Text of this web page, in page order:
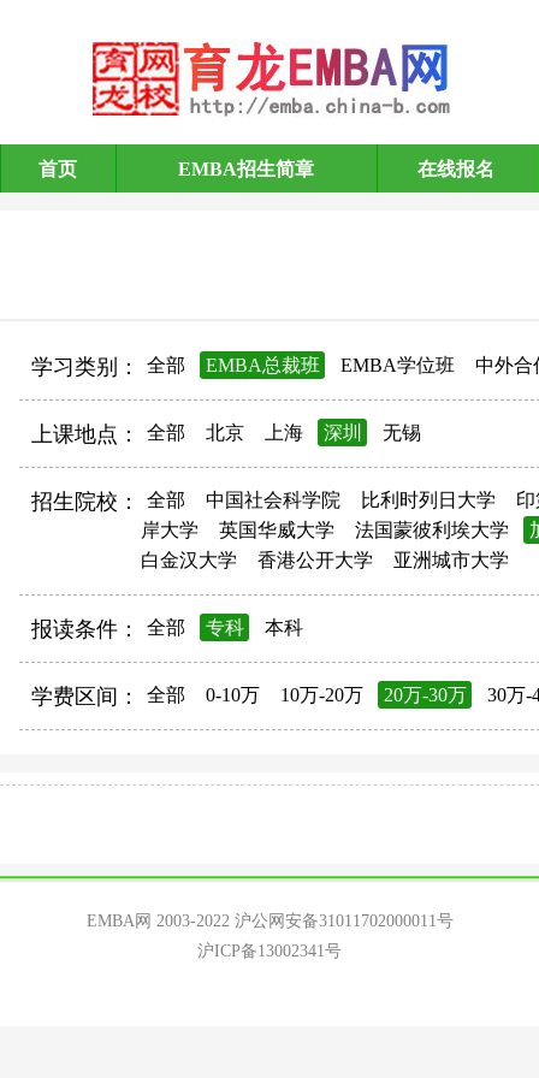
EMBA招生简章
首页 EMBA招生简章 在线报名
学习类别： 全部 EMBA总裁班 EMBA学位班 中外合
上课地点： 全部 北京 上海 深圳 无锡
招生院校： 全部 中国社会科学院 比利时列日大学
岸大学
英国华威大学 法国蒙彼利埃大学
白金汉大学
香港公开大学 亚洲城市大学
报读条件： 全部 专科 本科
学费区间： 全部 0-10万 10万-20万 20万-30万 30万-
EMBA网 2003-2022 沪公网安备31011702000011号
沪ICP备13002341号